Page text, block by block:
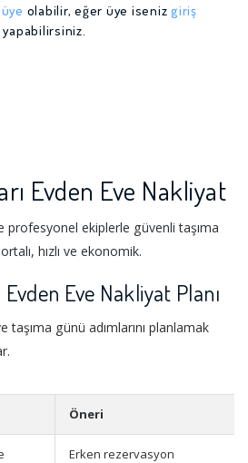
üye olabilir, eğer üye iseniz giriş
yapabilirsiniz.
Evden Eve Nakliyat
profesyonel ekiplerle güvenli taşıma
hızlı ve ekonomik.
Eve Nakliyat Planı
taşıma günü adımlarını planlamak
Öneri
Erken rezervasyon